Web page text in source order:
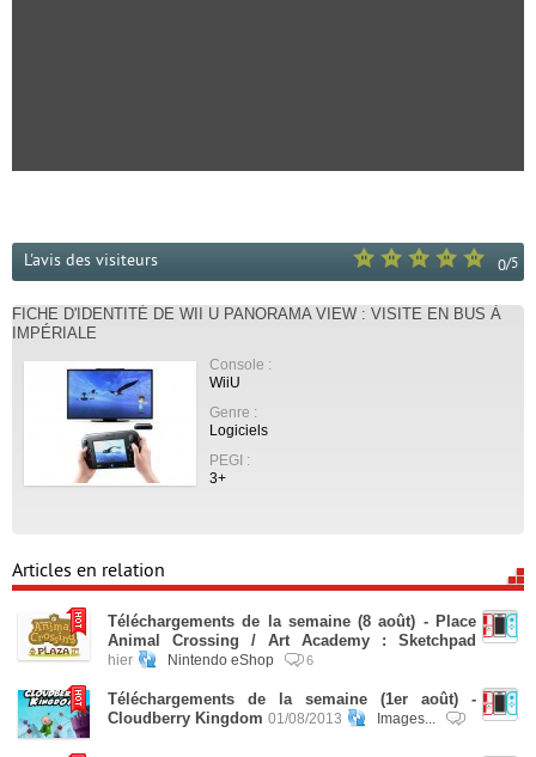
0/5
L'avis des visiteurs
FICHE D'IDENTITÉ DE WII U PANORAMA VIEW : VISITE EN BUS À
IMPÉRIALE
Console :
WiiU
Genre :
Logiciels
PEGI :
3+
Articles en relation
Téléchargements de la semaine (8 août) - Place
Animal Crossing / Art Academy : Sketchpad
hier Nintendo eShop 6
Téléchargements de la semaine (1er août) -
Cloudberry Kingdom 01/08/2013 Images...